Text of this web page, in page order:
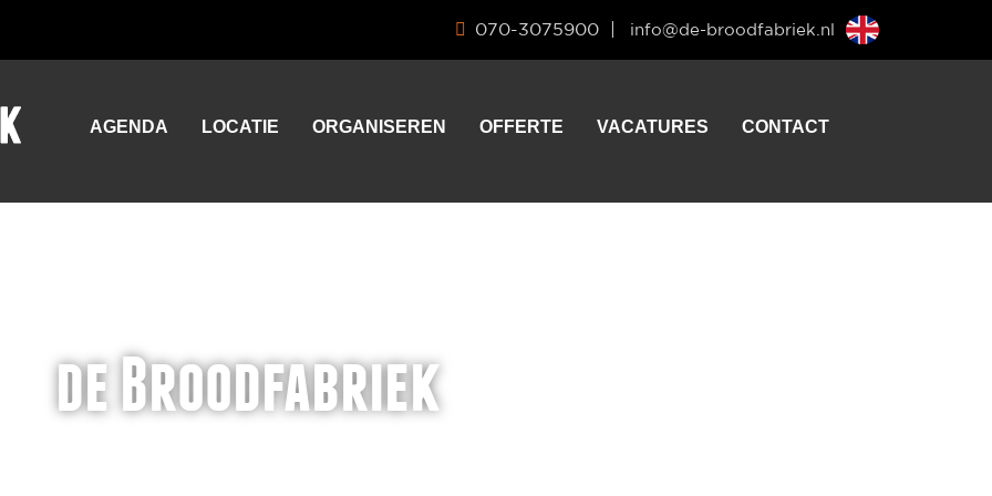
070-3075900 info@de-broodfabriek.nl
AGENDA LOCATIE ORGANISEREN OFFERTE VACATURES CONTACT
de Broodfabriek